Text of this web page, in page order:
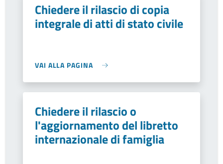
Chiedere il rilascio di copia
integrale di atti di stato civile
VAI ALLA PAGINA
Chiedere il rilascio o
l'aggiornamento del libretto
internazionale di famiglia